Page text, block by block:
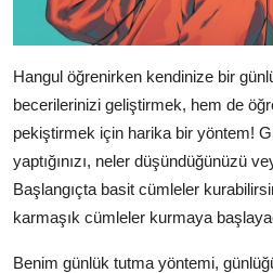
Hangul öğrenirken kendinize bir
becerilerinizi geliştirmek, hem de
pekiştirmek için harika bir yöntem!
yaptığınızı, neler düşündüğünüzü
Başlangıçta basit cümleler
karmaşık cümleler kurmaya
Benim günlük tutma yöntemi,